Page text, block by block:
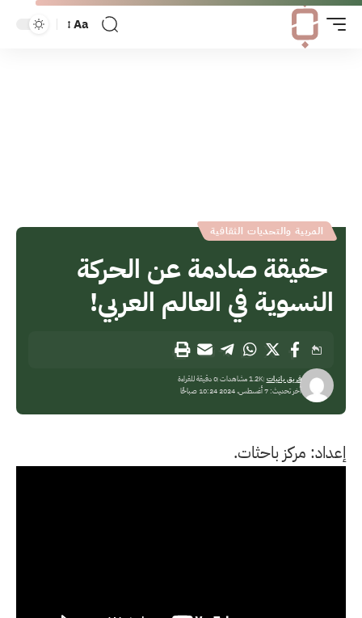
Aa
المربية والتحديات الثقافية
حقيقة صادمة عن الحركة
النسوية في العالم العربي!
آخر تحديث: 7 أغسطس، 2024 10:24 صباحًا
فريق بانيات 1.2K مشاهدات 0 دقيقة للقراءة
إعداد: مركز باحثات.